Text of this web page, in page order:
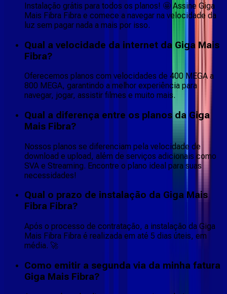
Instalação grátis para todos os planos! 🤩 Assine Giga
Mais Fibra Fibra e comece a navegar na velocidade da
luz sem pagar nada a mais por isso.
Qual a velocidade da internet da Giga Mais
Fibra?
Oferecemos planos com velocidades de 400 MEGA a
800 MEGA, garantindo a melhor experiência para
navegar, jogar, assistir filmes e muito mais.
Qual a diferença entre os planos da Giga
Mais Fibra?
Nossos planos se diferenciam pela velocidade de
download e upload, além de serviços adicionais como
SVA e Streaming. Encontre o plano ideal para suas
necessidades!
Qual o prazo de instalação da Giga Mais
Fibra Fibra?
Após o processo de contratação, a instalação da Giga
Mais Fibra Fibra é realizada em até 5 dias úteis, em
média. 🚀
Como emitir a segunda via da minha fatura
Giga Mais Fibra?